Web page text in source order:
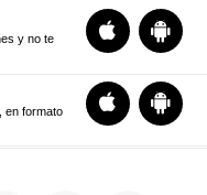
y no te
en formato